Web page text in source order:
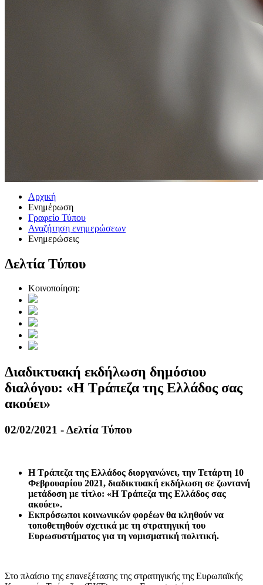
Αρχική
Ενημέρωση
Γραφείο Τύπου
Αναζήτηση ενημερώσεων
Ενημερώσεις
Δελτία Τύπου
Κοινοποίηση:
Διαδικτυακή εκδήλωση δημόσιου
διαλόγου: «H Τράπεζα της Ελλάδος σας
ακούει»
02/02/2021 - Δελτία Τύπου
Η Τράπεζα της Ελλάδος διοργανώνει, την Τετάρτη 10
Φεβρουαρίου 2021, διαδικτυακή εκδήλωση σε ζωντανή
μετάδοση με τίτλο: «Η Τράπεζα της Ελλάδος σας
ακούει».
Εκπρόσωποι κοινωνικών φορέων θα κληθούν να
τοποθετηθούν σχετικά με τη στρατηγική του
Ευρωσυστήματος για τη νομισματική πολιτική.
Στο πλαίσιο της επανεξέτασης της στρατηγικής της Ευρωπαϊκής